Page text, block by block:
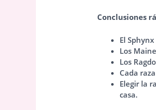
Conclusiones
El
Los
Los
Cada
Elegir la
casa.